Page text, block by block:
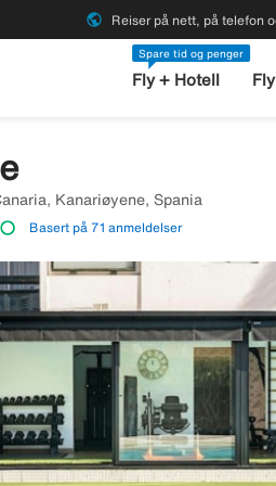
public Reiser på nett, på telefon
Spare tid og penger
Fly + Hotell Fly
Kanariøyene, Spania
Basert på 71 anmeldelser